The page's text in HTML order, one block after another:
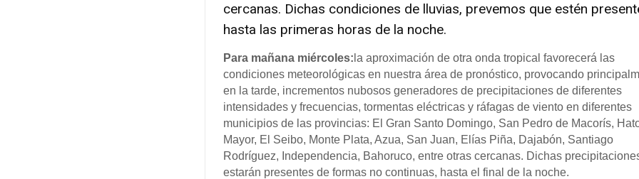
cercanas. Dichas condiciones de lluvias, prevemos que estén
hasta las primeras horas de la noche.
Para mañana miércoles: la aproximación de otra onda tropical favorecerá las
condiciones meteorológicas en nuestra área de pronóstico, provocando
en la tarde, incrementos nubosos generadores de precipitaciones de diferentes
intensidades y frecuencias, tormentas eléctricas y ráfagas de viento en diferentes
municipios de las provincias: El Gran Santo Domingo, San Pedro de Macorís,
Mayor, El Seibo, Monte Plata, Azua, San Juan, Elías Piña, Dajabón, Santiago
Rodríguez, Independencia, Bahoruco, entre otras cercanas. Dichas
estarán presentes de formas no continuas, hasta el final de la noche.